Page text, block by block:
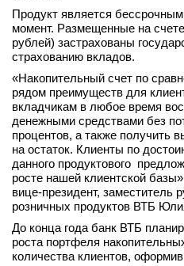
Вход
Продукт является
момент. Размещенные на
рублей) застрахованы
страхованию вкладов.
«Накопительный счет по
рядом преимуществ для
вкладчикам в любое время
денежными средствами без
процентов, а также получить
на остаток. Клиенты по
данного продуктового
росте нашей клиентской
вице-президент, заместитель
розничных продуктов ВТБ
До конца года банк ВТБ
роста портфеля
количества клиентов,